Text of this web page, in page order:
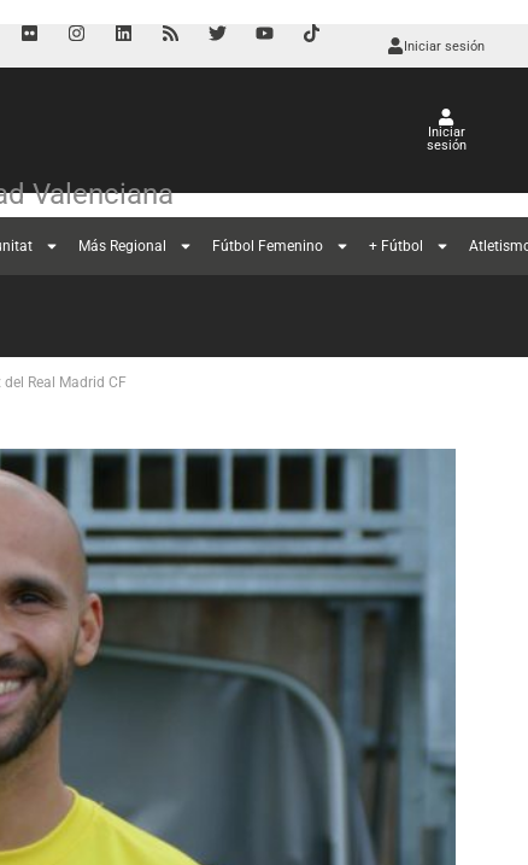
Iniciar sesión
Valenciana
Iniciar
sesión
Más Regional Fútbol Femenino + Fútbol
del Real Madrid CF